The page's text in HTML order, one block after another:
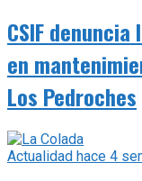
CSIF
en
Los Pedroches
Actualidad hace 4